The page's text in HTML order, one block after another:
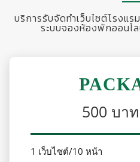
บริการรับจัดทำเว็บไซต์โรง
ระบบจองห้องพักออนไ
500 บา
1 เว็บไซต์/10 หน้า